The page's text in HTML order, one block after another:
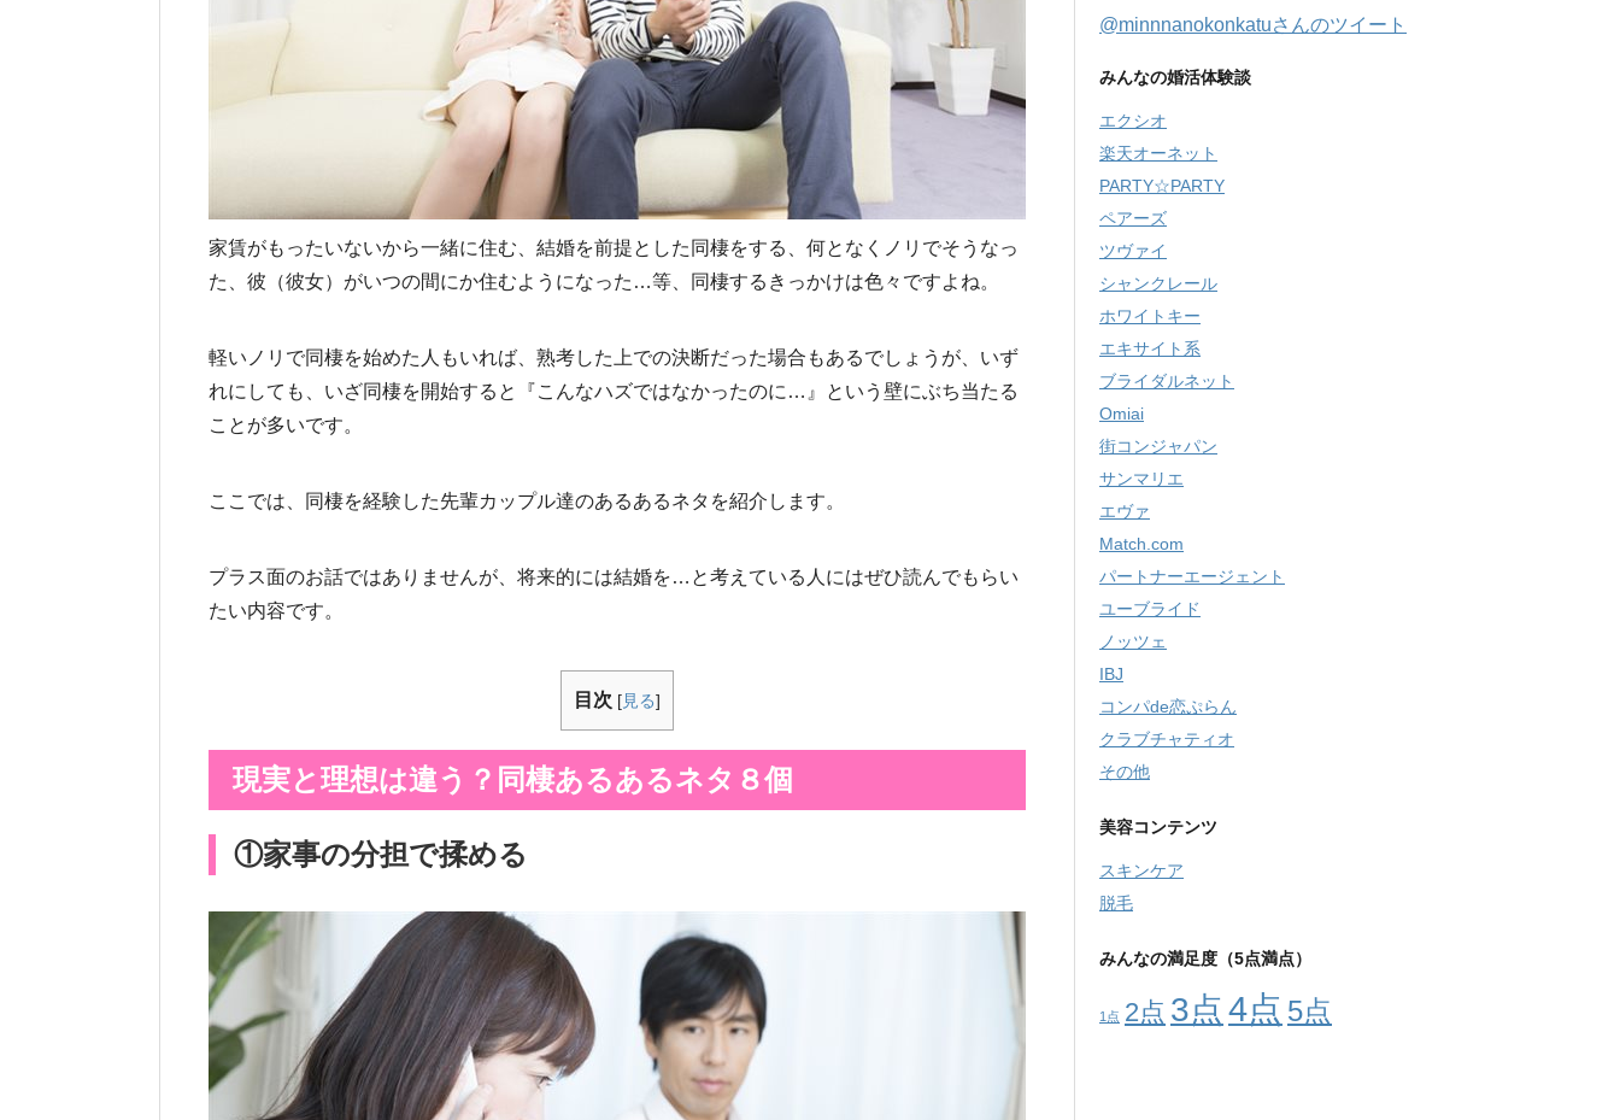
家賃がもったいないから一緒に住む、結婚を前提とした同棲をする、何となくノリでそうなっ
た、彼（彼女）がいつの間にか住むようになった…等、同棲するきっかけは色々ですよね。
軽いノリで同棲を始めた人もいれば、熟考した上での決断だった場合もあるでしょうが、いず
れにしても、いざ同棲を開始すると『こんなハズではなかったのに…』という壁にぶち当たる
ことが多いです。
ここでは、同棲を経験した先輩カップル達のあるあるネタを紹介します。
プラス面のお話ではありませんが、将来的には結婚を…と考えている人にはぜひ読んでもらい
たい内容です。
目次 [見る]
現実と理想は違う？同棲あるあるネタ８個
①家事の分担で揉める
@minnnanokonkatuさんのツイート
みんなの婚活体験談
エクシオ
楽天オーネット
PARTY☆PARTY
ペアーズ
ツヴァイ
シャンクレール
ホワイトキー
エキサイト系
ブライダルネット
Omiai
街コンジャパン
サンマリエ
エヴァ
Match.com
パートナーエージェント
ユーブライド
ノッツェ
IBJ
コンパde恋ぷらん
クラブチャティオ
その他
美容コンテンツ
スキンケア
脱毛
みんなの満足度（5点満点）
1点 2点 3点4点 5点